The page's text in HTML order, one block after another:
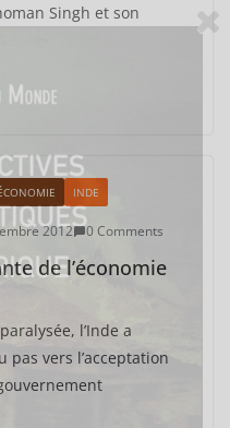
Singh et son
INDE
2012 0 Comments
de l’économie
l’Inde a
vers l’acceptation